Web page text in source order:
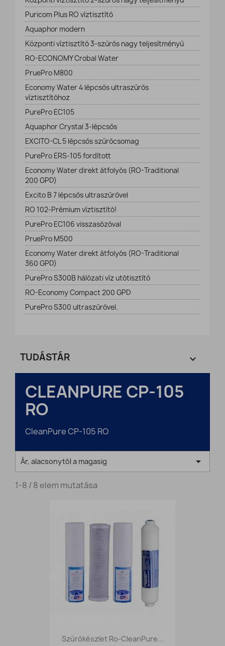
Puricom Plus RO víztisztító
Aquaphor modern
Központi víztisztító 3-szűrős nagy teljesítményű
RO-ECONOMY Crobal Water
PruePro M800
Economy Water 4 lépcsős ultraszűrős
víztisztítóhoz
PurePro EC105
Aquaphor Crystal 3-lépcsős
EXCITO-CL 5 lépcsős szűrőcsomag
PurePro ERS-105 fordított
Economy Water direkt átfolyós (RO-Traditional
200 GPD)
Excito B 7 lépcsős ultraszűrővel
RO 102-Prémium víztisztító!
PurePro EC106 visszasózóval
PruePro M500
Economy Water direkt átfolyós (RO-Traditional
360 GPD)
PurePro S300B hálózati víz utótisztító
RO-Economy Compact 200 GPD
PurePro S300 ultraszűrővel.
TUDÁSTÁR 
CLEANPURE CP-105
RO
CleanPure CP-105 RO
Ár, alacsonytól a magasig 
1-8 / 8 elem mutatása
Szűrőkészlet Ro-CleanPure...